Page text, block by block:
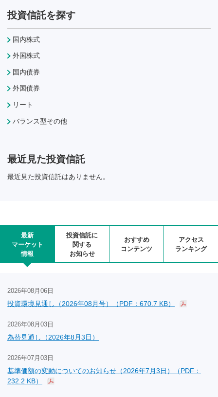
投資信託を探す
国内株式
外国株式
国内債券
外国債券
リート
バランス型その他
最近見た投資信託
最近見た投資信託はありません。
最新
マーケット
情報
投資信託に
関する
お知らせ
おすすめ
コンテンツ
アクセス
ランキング
2026年08月06日
投資環境見通し（2026年08月号）（PDF：670.7 KB）
2026年08月03日
為替見通し（2026年8月3日）
2026年07月03日
基準価額の変動についてのお知らせ（2026年7月3日）（PDF：
232.2 KB）